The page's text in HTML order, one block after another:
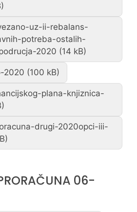
uz-ii-rebalans-
potreba-ostalih-
2020
2020
plana-knjiznica-
drugi-2020opci-iii-
06-